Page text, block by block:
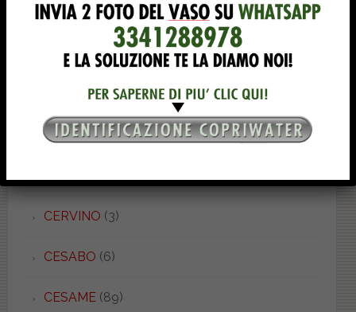
CARENA (3)
CARO (1)
CATALANO(90)
CENTO(1)
CERVINO (3)
CESABO (6)
CESAME(89)